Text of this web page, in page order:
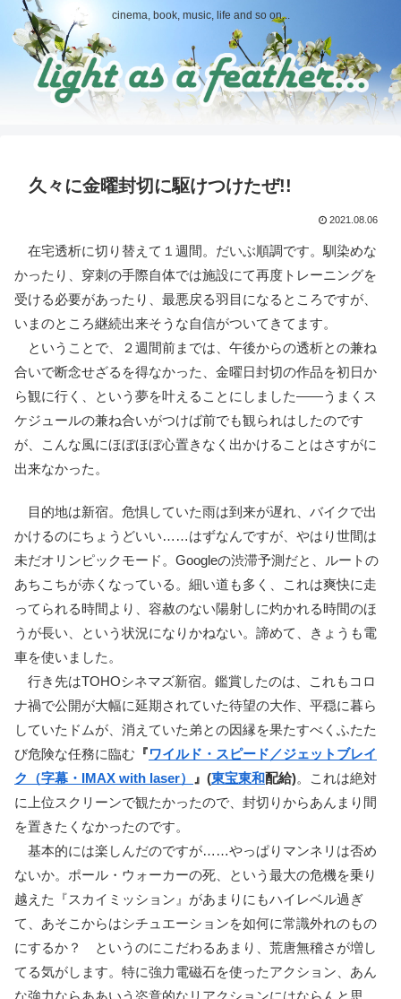
cinema, book, music, life and so on...
久々に金曜封切に駆けつけたぜ!!
2021.08.06
在宅透析に切り替えて１週間。だいぶ順調です。馴染めな
かったり、穿刺の手際自体では施設にて再度トレーニングを
受ける必要があったり、最悪戻る羽目になるところですが、
いまのところ継続出来そうな自信がついてきてます。
ということで、２週間前までは、午後からの透析との兼ね
合いで断念せざるを得なかった、金曜日封切の作品を初日か
ら観に行く、という夢を叶えることにしました――うまくス
ケジュールの兼ね合いがつけば前でも観られはしたのです
が、こんな風にほぼほぼ心置きなく出かけることはさすがに
出来なかった。
目的地は新宿。危惧していた雨は到来が遅れ、バイクで出
かけるのにちょうどいい……はずなんですが、やはり世間は
未だオリンピックモード。Googleの渋滞予測だと、ルートの
あちこちが赤くなっている。細い道も多く、これは爽快に走
ってられる時間より、容赦のない陽射しに灼かれる時間のほ
うが長い、という状況になりかねない。諦めて、きょうも電
車を使いました。
行き先はTOHOシネマズ新宿。鑑賞したのは、これもコロ
ナ禍で公開が大幅に延期されていた待望の大作、平穏に暮ら
していたドムが、消えていた弟との因縁を果たすべくふたた
び危険な任務に臨む 『ワイルド・スピード／ジェットブレイ
ク（字幕・IMAX with laser）
』(東宝東和配給)。これは絶対
に上位スクリーンで観たかったので、封切りからあんまり間
を置きたくなかったのです。
基本的には楽しんだのですが……やっぱりマンネリは否め
ないか。ポール・ウォーカーの死、という最大の危機を乗り
越えた『スカイミッション』があまりにもハイレベル過ぎ
て、あそこからはシチュエーションを如何に常識外れのもの
にするか？ というのにこだわるあまり、荒唐無稽さが増し
てる気がします。特に強力電磁石を使ったアクション、あん
な強力ならああいう恣意的なリアクションにはならんと思